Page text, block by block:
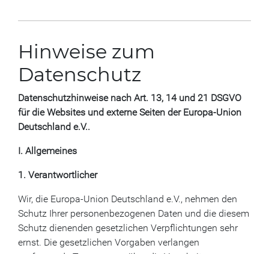
Hinweise zum
Datenschutz
Datenschutzhinweise nach Art. 13, 14 und 21 DSGVO
für die Websites und externe Seiten der Europa-Union
Deutschland e.V..
I. Allgemeines
1. Verantwortlicher
Wir, die Europa-Union Deutschland e.V., nehmen den
Schutz Ihrer personenbezogenen Daten und die diesem
Schutz dienenden gesetzlichen Verpflichtungen sehr
ernst. Die gesetzlichen Vorgaben verlangen